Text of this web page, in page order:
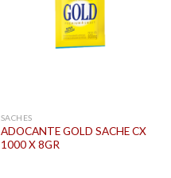
SACHES
ADOCANTE GOLD SACHE CX
1000 X 8GR